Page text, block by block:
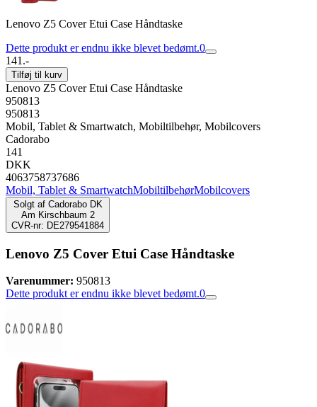
Lenovo Z5 Cover Etui Case Håndtaske
Dette produkt er endnu ikke blevet bedømt.0
141.-
Tilføj til kurv
Lenovo Z5 Cover Etui Case Håndtaske
950813
950813
Mobil, Tablet & Smartwatch, Mobiltilbehør, Mobilcovers
Cadorabo
141
DKK
4063758737686
Mobil, Tablet & SmartwatchMobiltilbehørMobilcovers
Solgt af Cadorabo DK
Am Kirschbaum 2
CVR-nr: DE279541884
Lenovo Z5 Cover Etui Case Håndtaske
Varenummer: 950813
Dette produkt er endnu ikke blevet bedømt.0